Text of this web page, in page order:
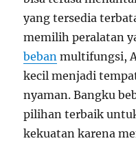
yang tersedia
memilih peralatan
beban multifungsi,
kecil menjadi
nyaman. Bangku
pilihan terbaik
kekuatan karena